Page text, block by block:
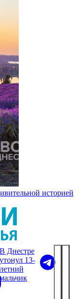
историей
В Днестре
утонул 13-
летний